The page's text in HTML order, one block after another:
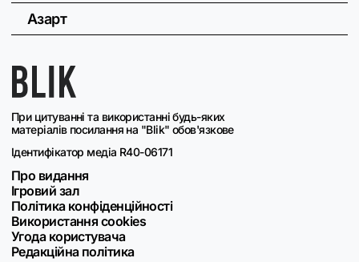
При цитуванні та використанні будь-яких
матеріалів посилання на "Blik" обов'язкове
Ідентифікатор медіа R40-06171
Про видання
Ігровий зал
Політика конфіденційності
Використання cookies
Угода користувача
Редакційна політика
Азарт